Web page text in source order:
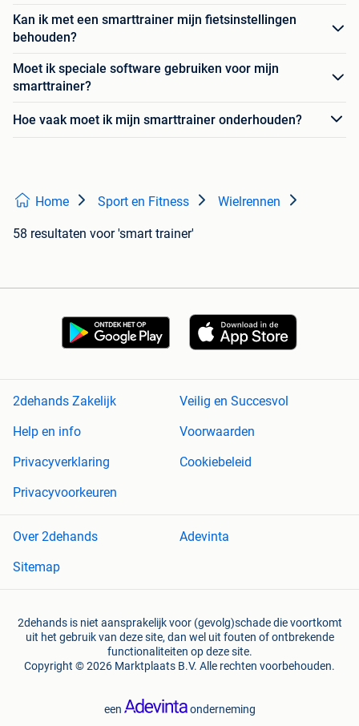
Kan ik met een smarttrainer mijn fietsinstellingen
behouden?
Moet ik speciale software gebruiken voor mijn
smarttrainer?
Hoe vaak moet ik mijn smarttrainer onderhouden?
Home Sport en Fitness Wielrennen
58 resultaten voor 'smart trainer'
2dehands Zakelijk
Veilig en Succesvol
Help en info
Voorwaarden
Privacyverklaring
Cookiebeleid
Privacyvoorkeuren
Over 2dehands
Adevinta
Sitemap
2dehands is niet aansprakelijk voor (gevolg)schade die voortkomt
uit het gebruik van deze site, dan wel uit fouten of ontbrekende
functionaliteiten op deze site.
Copyright © 2026 Marktplaats B.V. Alle rechten voorbehouden.
een onderneming